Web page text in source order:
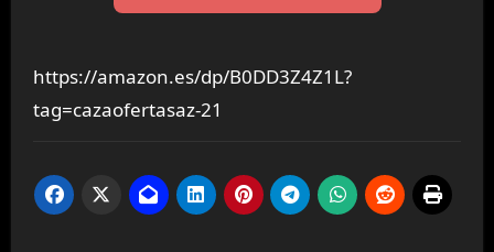
https://amazon.es/dp/B0DD3Z4Z1L?
tag=cazaofertasaz-21